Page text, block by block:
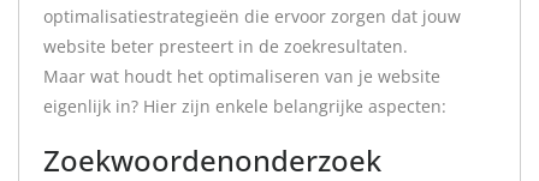
optimalisatiestrategieën die ervoor zorgen dat jouw
website beter presteert in de zoekresultaten.
Maar wat houdt het optimaliseren van je website
eigenlijk in? Hier zijn enkele belangrijke aspecten:
Zoekwoordenonderzoek